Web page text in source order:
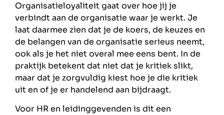
Organisatieloyaliteit gaat over hoe jij je
verbindt aan de organisatie waar je werkt. Je
laat daarmee zien dat je de koers, de keuzes en
de belangen van de organisatie serieus neemt,
ook als je het niet overal mee eens bent. In de
praktijk betekent dat niet dat je kritiek slikt,
maar dat je zorgvuldig kiest hoe je die kritiek
uit en of je er handelend aan bijdraagt.
Voor HR en leidinggevenden is dit een